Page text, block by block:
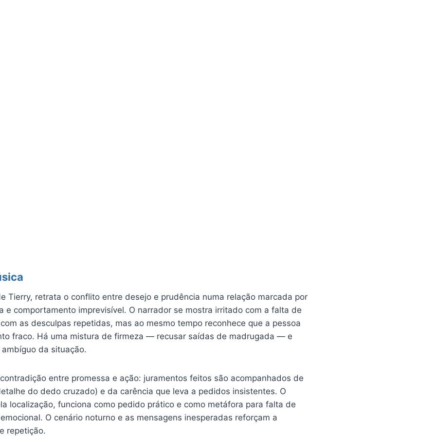
Tierry, retrata o conflito entre desejo e prudência numa relação marcada por
e comportamento imprevisível. O narrador se mostra irritado com a falta de
as desculpas repetidas, mas ao mesmo tempo reconhece que a pessoa
fraco. Há uma mistura de firmeza — recusar saídas de madrugada — e
da situação.
entre promessa e ação: juramentos feitos são acompanhados de
do dedo cruzado) e da carência que leva a pedidos insistentes. O
localização, funciona como pedido prático e como metáfora para falta de
O cenário noturno e as mensagens inesperadas reforçam a
repetição.